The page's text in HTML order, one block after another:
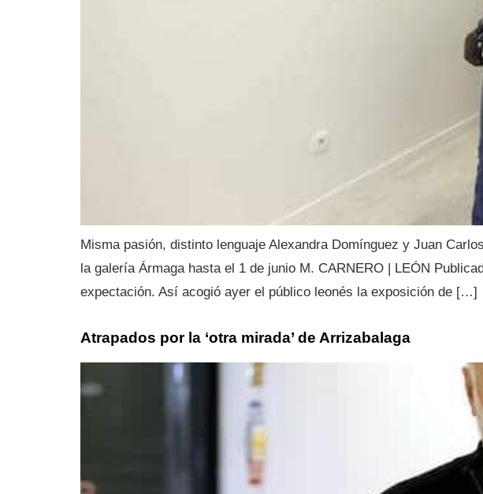
Misma pasión, distinto lenguaje Alexandra Domínguez y Juan
la galería Ármaga hasta el 1 de junio M. CARNERO | LEÓN
expectación. Así acogió ayer el público leonés la exposición de […]
Atrapados por la ‘otra mirada’ de Arrizabalaga